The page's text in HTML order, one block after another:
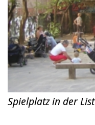
Spielplatz in der List